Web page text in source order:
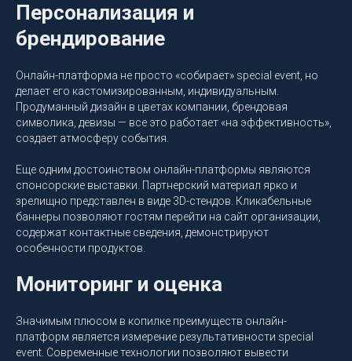
Персонализация и
брендирование
Онлайн-платформа не просто «собирает» special event, но
делает его кастомизированным, индивидуальным.
Продуманный дизайн в цветах компании, брендовая
символика, девизы — все это работает «на эффективность»,
создает атмосферу события.
Еще одним достоинством онлайн-платформы являются
спонсорские выставки. Партнерский материал ярко и
зрелищно представлен в виде 3D-стендов. Кликабельные
баннеры позволяют гостям перейти на сайт организации,
содержат контактные сведения, демонстрируют
особенности продуктов.
Мониторинг и оценка
Значимым плюсом в копилке преимуществ онлайн-
платформ является измерение результативности special
event. Современные технологии позволяют вывести